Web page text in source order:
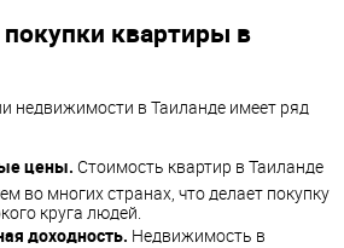
квартиры в
недвижимости в Таиланде имеет ряд
цены. Стоимость квартир в Таиланде
во многих странах, что делает покупку
круга людей.
доходность. Недвижимость в